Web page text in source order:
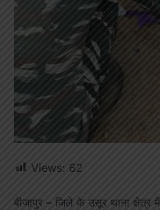
Views: 62
बीजापुर – जिले के उसूर थाना क्षेत्र में